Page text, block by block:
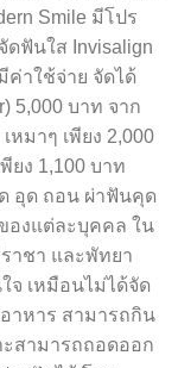
Smile มีโปร
ดฟันใส Invisalign
ค่าใช้จ่าย จัดได้
5,000 บาท จาก
หมาๆ เพียง 2,000
ยง 1,100 บาท
อุด ถอน ผ่าฟันคุด
องแต่ละบุคคล ใน
าชา และพัทยา
จ เหมือนไม่ได้จัด
าหาร สามารถกิน
สามารถถอดออก